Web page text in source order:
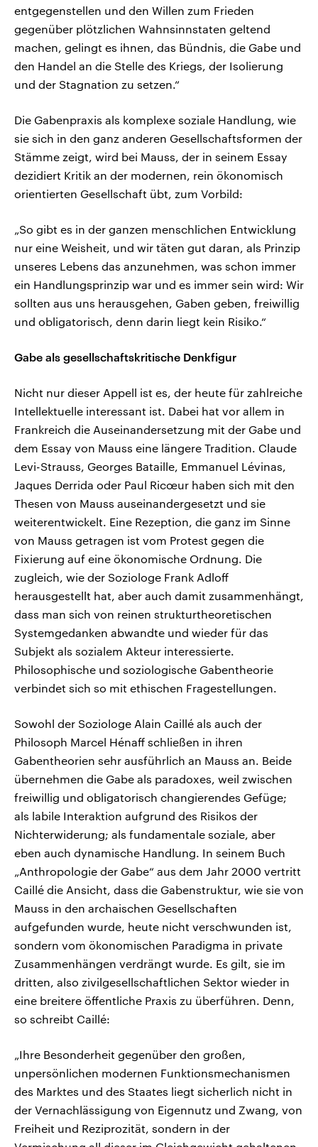
entgegenstellen und den Willen zum Frieden
gegenüber plötzlichen Wahnsinnstaten geltend
machen, gelingt es ihnen, das Bündnis, die Gabe und
den Handel an die Stelle des Kriegs, der Isolierung
und der Stagnation zu setzen.“
Die Gabenpraxis als komplexe soziale Handlung, wie
sie sich in den ganz anderen Gesellschaftsformen der
Stämme zeigt, wird bei Mauss, der in seinem Essay
dezidiert Kritik an der modernen, rein ökonomisch
orientierten Gesellschaft übt, zum Vorbild:
„So gibt es in der ganzen menschlichen Entwicklung
nur eine Weisheit, und wir täten gut daran, als Prinzip
unseres Lebens das anzunehmen, was schon immer
ein Handlungsprinzip war und es immer sein wird: Wir
sollten aus uns herausgehen, Gaben geben, freiwillig
und obligatorisch, denn darin liegt kein Risiko.“
Gabe als gesellschaftskritische Denkfigur
Nicht nur dieser Appell ist es, der heute für zahlreiche
Intellektuelle interessant ist. Dabei hat vor allem in
Frankreich die Auseinandersetzung mit der Gabe und
dem Essay von Mauss eine längere Tradition. Claude
Levi-Strauss, Georges Bataille, Emmanuel Lévinas,
Jaques Derrida oder Paul Ricœur haben sich mit den
Thesen von Mauss auseinandergesetzt und sie
weiterentwickelt. Eine Rezeption, die ganz im Sinne
von Mauss getragen ist vom Protest gegen die
Fixierung auf eine ökonomische Ordnung. Die
zugleich, wie der Soziologe Frank Adloff
herausgestellt hat, aber auch damit zusammenhängt,
dass man sich von reinen strukturtheoretischen
Systemgedanken abwandte und wieder für das
Subjekt als sozialem Akteur interessierte.
Philosophische und soziologische Gabentheorie
verbindet sich so mit ethischen Fragestellungen.
Sowohl der Soziologe Alain Caillé als auch der
Philosoph Marcel Hénaff schließen in ihren
Gabentheorien sehr ausführlich an Mauss an. Beide
übernehmen die Gabe als paradoxes, weil zwischen
freiwillig und obligatorisch changierendes Gefüge;
als labile Interaktion aufgrund des Risikos der
Nichterwiderung; als fundamentale soziale, aber
eben auch dynamische Handlung. In seinem Buch
„Anthropologie der Gabe“ aus dem Jahr 2000 vertritt
Caillé die Ansicht, dass die Gabenstruktur, wie sie von
Mauss in den archaischen Gesellschaften
aufgefunden wurde, heute nicht verschwunden ist,
sondern vom ökonomischen Paradigma in private
Zusammenhängen verdrängt wurde. Es gilt, sie im
dritten, also zivilgesellschaftlichen Sektor wieder in
eine breitere öffentliche Praxis zu überführen. Denn,
so schreibt Caillé:
„Ihre Besonderheit gegenüber den großen,
unpersönlichen modernen Funktionsmechanismen
des Marktes und des Staates liegt sicherlich nicht in
der Vernachlässigung von Eigennutz und Zwang, von
Freiheit und Reziprozität, sondern in der